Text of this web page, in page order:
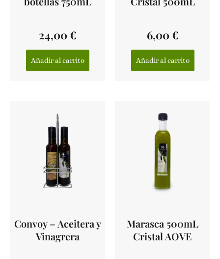
24,00€
Añadir al carrito
6,00€
Añadir al carrito
Convoy – Aceitera y
Vinagrera
Marasca 500mL
Cristal AOVE